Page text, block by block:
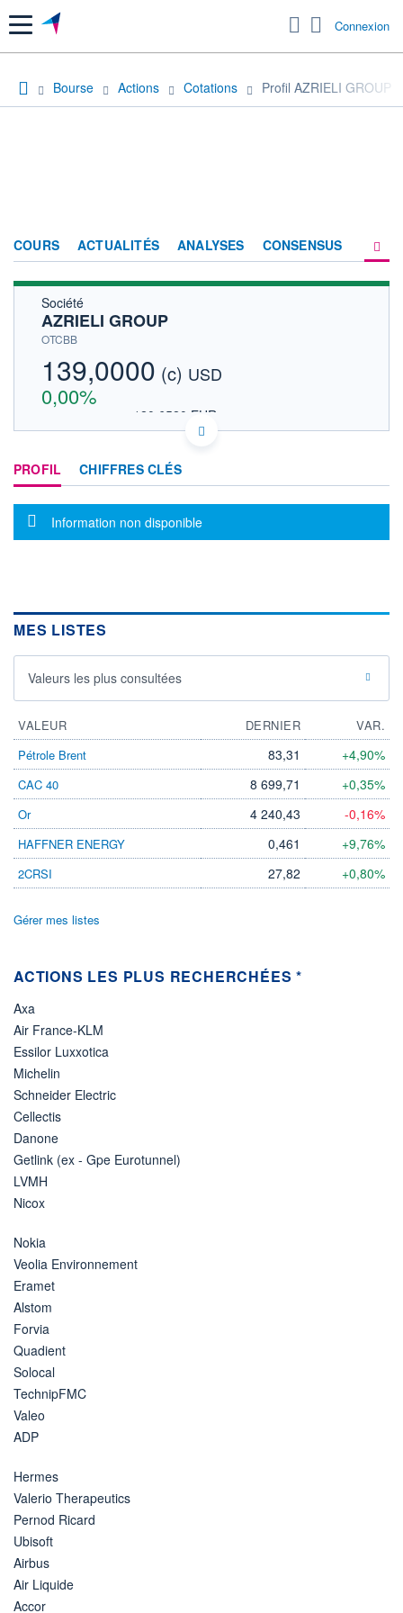
Menu Connexion
Bourse Actions Cotations Profil AZRIELI GROUP
COURS ACTUALITÉS ANALYSES CONSENSUS
ACTIONNAIRES
Société
AZRIELI GROUP
OTCBB
139,0000 (c) USD
0,00%
120,6520 EUR
DONNÉES TEMPS DIFFÉRÉ
Politique d'exécution
OUVERTURE
0,0000 139,0000
17 308 MUSD
LIMITE À LA
BAISSE HAUSSE
RENDEMENT
ESTIMÉ 2026
-
PER ESTIMÉ
-
DERNIER
ÉLIGIBILITÉ
PROFIL CHIFFRES CLÉS
Message d'information
Information non disponible
MES LISTES
Valeurs les plus consultées
VALEUR DERNIER
VAR.
Pétrole Brent
83,31 +4,90%
CAC 40 8 699,71 +0,35%
Or 4 240,43 -0,16%
HAFFNER ENERGY 0,461 +9,76%
2CRSI 27,82 +0,80%
Gérer mes listes
ACTIONS LES PLUS RECHERCHÉES *
Axa
Air France-KLM
Essilor Luxxotica
Michelin
Schneider Electric
Cellectis
Danone
Getlink (ex - Gpe Eurotunnel)
LVMH
Nicox
Nokia
Veolia Environnement
Eramet
Alstom
Forvia
Quadient
Solocal
TechnipFMC
Valeo
ADP
Hermes
Valerio Therapeutics
Pernod Ricard
Ubisoft
Airbus
Air Liquide
Accor